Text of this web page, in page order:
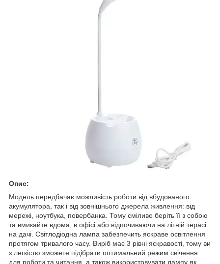
Опис:
Модель передбачає можливість роботи від вбудованого
акумулятора, так і від зовнішнього джерела живлення: від
мережі, ноутбука, повербанка. Тому сміливо беріть її з собою
та вмикайте вдома, в офісі або відпочиваючи на літній терасі
на дачі. Світлодіодна лампа забезпечить яскраве освітлення
протягом тривалого часу. Виріб має 3 рівні яскравості, тому ви
з легкістю зможете підібрати оптимальний режим свічення
для роботи та читання, а також використовувати лампу як